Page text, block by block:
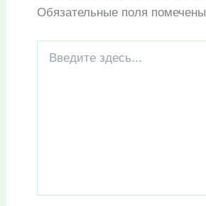
Обязательные поля помечены
здесь...